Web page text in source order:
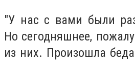
"У нас с вами были
Но сегодняшнее,
из них. Произошла